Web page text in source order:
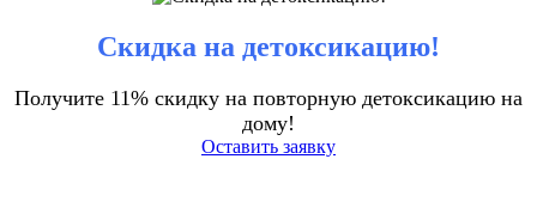
Скидка на детоксикацию!
Получите 11% скидку на повторную детоксикацию на
дому!
Оставить заявку